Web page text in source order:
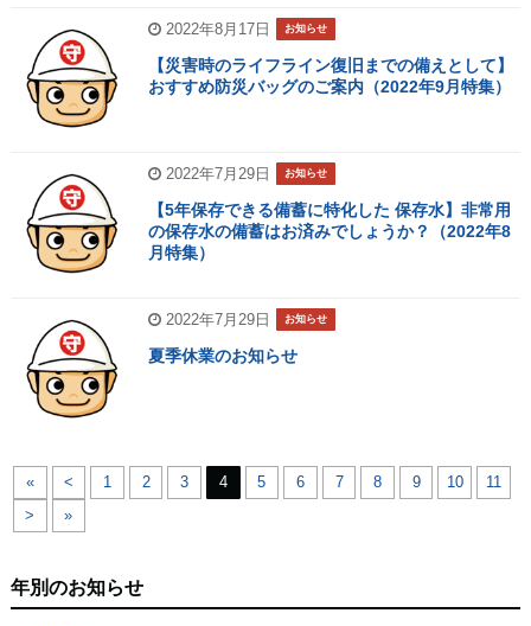
2022年8月17日 お知らせ
【災害時のライフライン復旧までの備えとして】
おすすめ防災バッグのご案内（2022年9月特集）
2022年7月29日 お知らせ
【5年保存できる備蓄に特化した 保存水】非常用
の保存水の備蓄はお済みでしょうか？（2022年8
月特集）
2022年7月29日 お知らせ
夏季休業のお知らせ
« < 1 2 3 4 5 6 7 8 9 10
11
>
»
年別のお知らせ